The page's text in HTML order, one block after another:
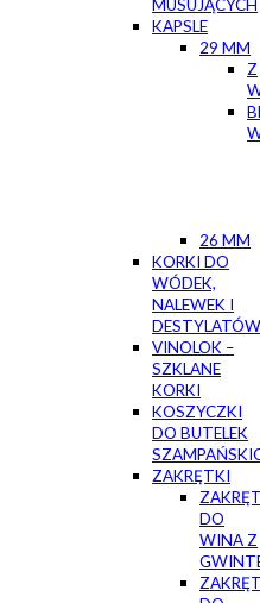
MUSUJĄCYCH
KAPSLE
29 MM
Z
26 MM
KORKI DO
WÓDEK,
NALEWEK I
DESTYLATÓW
VINOLOK –
SZKLANE
KORKI
KOSZYCZKI
DO BUTELEK
ZAKRĘTKI
DO
WINA Z